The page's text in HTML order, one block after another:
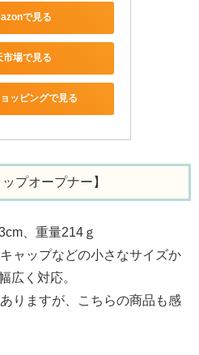
で見る
市場で見る
ッピングで見る
プオープナー】
、重量214ｇ
ャップなどの小さなサイズか
広く対応。
りますが、こちらの商品も感